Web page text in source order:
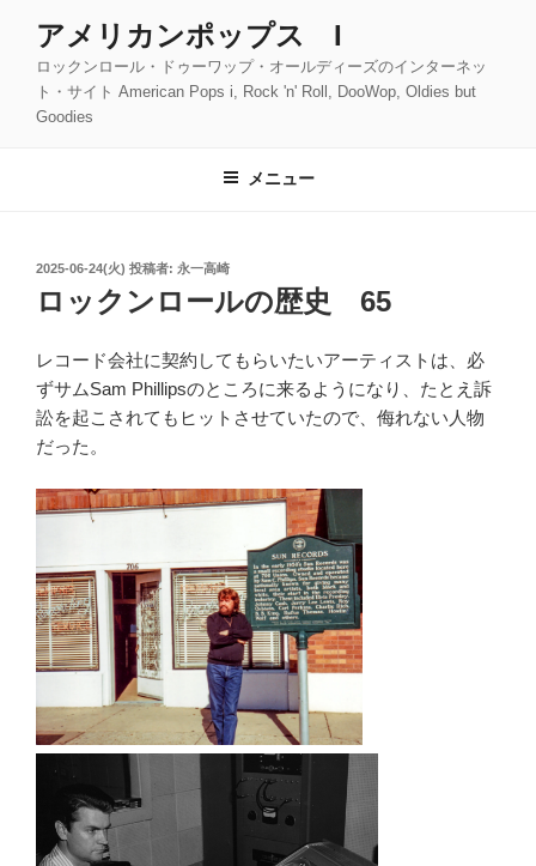
アメリカンポップス I
ロックンロール・ドゥーワップ・オールディーズのインターネッ
ト・サイト American Pops i, Rock 'n' Roll, DooWop, Oldies but
Goodies
メニュー
投
日:
2025-06-24(火) 投稿者: 永一高崎
ロックンロールの歴史 65
レコード会社に契約してもらいたいアーティストは、必
ずサムSam Phillipsのところに来るようになり、たとえ訴
訟を起こされてもヒットさせていたので、侮れない人物
だった。